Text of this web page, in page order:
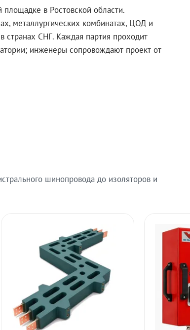
в Ростовской области.
металлургических комбинатах, ЦОД и
СНГ. Каждая партия проходит
инженеры сопровождают проект от
шинопровода до изоляторов и